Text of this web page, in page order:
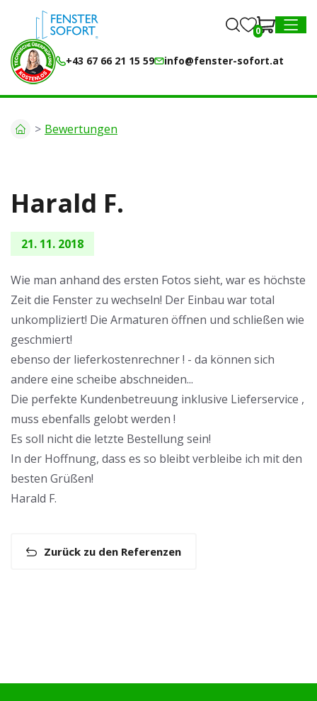
MENU
+43 67 66 21 15 59 info@fenster-sofort.at
0
Bewertungen
Harald F.
21. 11. 2018
Wie man anhand des ersten Fotos sieht, war es höchste
Zeit die Fenster zu wechseln! Der Einbau war total
unkompliziert! Die Armaturen öffnen und schließen wie
geschmiert!
ebenso der lieferkostenrechner ! - da können sich
andere eine scheibe abschneiden...
Die perfekte Kundenbetreuung inklusive Lieferservice ,
muss ebenfalls gelobt werden !
Es soll nicht die letzte Bestellung sein!
In der Hoffnung, dass es so bleibt verbleibe ich mit den
besten Grüßen!
Harald F.
Zurück zu den Referenzen